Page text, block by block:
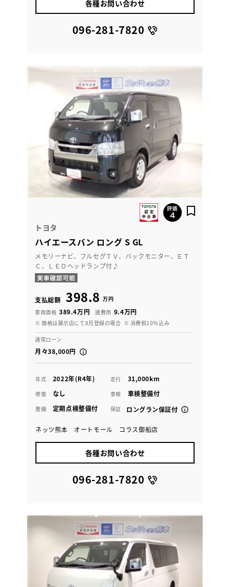
各種お問い合わせ
096-281-7820
トヨタ
ハイエースバン ロング S GL
メモリーナビ、フルセグＴＶ、バックモニター、ＥＴ
Ｃ、ＬＥＤヘッドランプ付♪
支払総額 398.8 万円
車両価格 389.4万円 諸費用 9.4万円
※ 価格は展示店にて8月登録の場合 ※ 消費税10％込み
通常ローン
月々38,000円
年式 2022年(R4年) 走行 31,000km
修復 なし 車検 車検整備付
整備 定期点検整備付 保証 ロングラン保証付
ネッツ熊本 オートモール コラス御船店
各種お問い合わせ
096-281-7820